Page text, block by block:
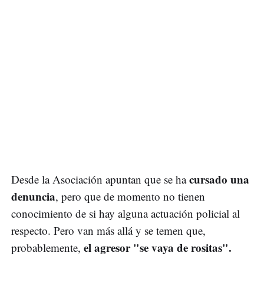
Desde la Asociación apuntan que se hacursado una
denuncia, pero que de momento no tienen
conocimiento de si hay alguna actuación policial al
respecto. Pero van más allá y se temen que,
probablemente, el agresor "se vaya de rositas".